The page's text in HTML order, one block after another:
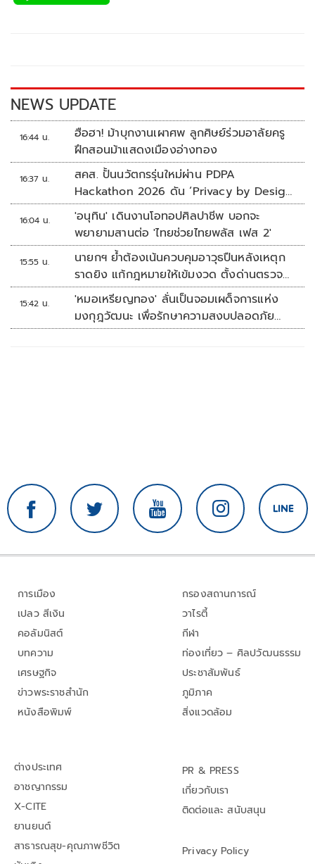
k k
NEWS UPDATE
16:44 น.
ฮือฮา! ม้าบุกงานเผาศพ ลูกศิษย์ร่วมอาลัยครู
ฝึกสอนม้าแสดงเมืองอ่างทอง
16:37 น.
สคส. ปั้นนวัตกรรุ่นใหม่ผ่าน PDPA
Hackathon 2026 ดัน ‘Privacy by Design
for all’ สู่โซลูชันคุ้มครองข้อมูลส่วนบุคคลที่
ใช้ได้จริง
16:04 น.
'อนุทิน' เดินงานโอทอปศิลปาชีพ บอกจะ
พยายามสานต่อ 'ไทยช่วยไทยพลัส เฟส 2'
15:55 น.
นายกฯ ย้ำต้องเน้นควบคุมอาวุธปืนหลังเหตุก
ราดยิง แก้กฎหมายให้เข้มงวด ตั้งด่านตรวจ
เพิ่ม
15:42 น.
'หมอเหรียญทอง' ลั่นเป็นจอมเผด็จการแห่ง
มงกุฎวัฒนะ เพื่อรักษาความสงบปลอดภัย
ภายในรพ.
การเมือง
เปลว สีเงิน
คอลัมนิสต์
บทความ
เศรษฐกิจ
ข่าวพระราชสำนัก
หนังสือพิมพ์
กรองสถานการณ์
วาไรตี้
กีฬา
ท่องเที่ยว – ศิลปวัฒนธรรม
ประชาสัมพันธ์
ภูมิภาค
สิ่งแวดล้อม
ต่างประเทศ
อาชญากรรม
X-CITE
ยานยนต์
สาธารณสุข-คุณภาพชีวิต
PR & PRESS
เกี่ยวกับเรา
ติดต่อและ สนับสนุน
Privacy Policy